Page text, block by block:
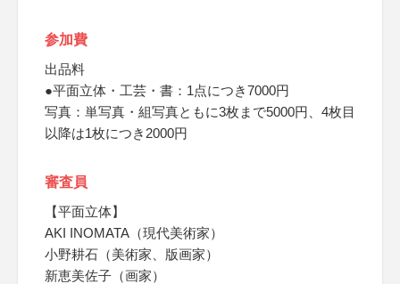
参加費
出品料
●平面立体・工芸・書：1点につき7000円
写真：単写真・組写真ともに3枚まで5000円、4枚目
以降は1枚につき2000円
審査員
【平面立体】
AKI INOMATA（現代美術家）
小野耕石（美術家、版画家）
新恵美佐子（画家）